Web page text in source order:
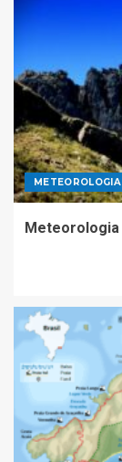
METEOROLOGIA
Meteorologia